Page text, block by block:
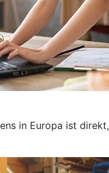
in Europa ist direkt,